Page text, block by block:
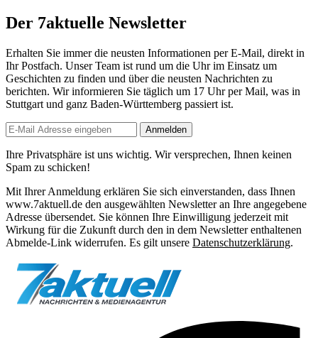
Der 7aktuelle Newsletter
Erhalten Sie immer die neusten Informationen per E-Mail, direkt in
Ihr Postfach. Unser Team ist rund um die Uhrim Einsatz um
Geschichten zu finden und über die neusten Nachrichten zu
berichten. Wir informieren Sie täglich um 17 Uhrper Mail, was in
Stuttgart und ganz Baden-Württemberg passiert ist.
Anmelden
Ihre Privatsphäre ist uns wichtig. Wir versprechen, Ihnen keinen
Spam zu schicken!
Mit Ihrer Anmeldung erklären Sie sich einverstanden, dass Ihnen
www.7aktuell.de den ausgewählten Newsletter an Ihre angegebene
Adresse übersendet. Sie können Ihre Einwilligung jederzeit mit
Wirkung für die Zukunft durch den in dem Newsletter enthaltenen
Abmelde-Link widerrufen. Es gilt unsere Datenschutzerklärung.